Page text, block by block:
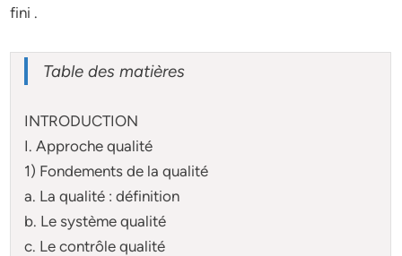
fini .
Table des matières
INTRODUCTION
I. Approche qualité
1) Fondements de la qualité
a. La qualité : définition
b. Le système qualité
c. Le contrôle qualité